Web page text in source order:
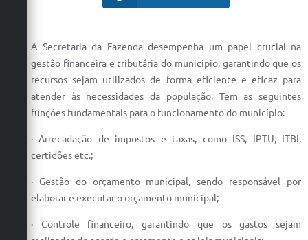
Telefones Úteis
Contato
Secretarias
A Secretaria da Fazenda desempenha um papel crucial na
gestão financeira e tributária do município, garantindo que os
recursos sejam utilizados de forma eficiente e eficaz para
atender às necessidades da população. Tem as seguintes
funções fundamentais para o funcionamento do município:
· Arrecadação de impostos e taxas, como ISS, IPTU, ITBI,
certidões etc.;
· Gestão do orçamento municipal, sendo responsável por
elaborar e executar o orçamento municipal;
· Controle financeiro, garantindo que os gastos sejam